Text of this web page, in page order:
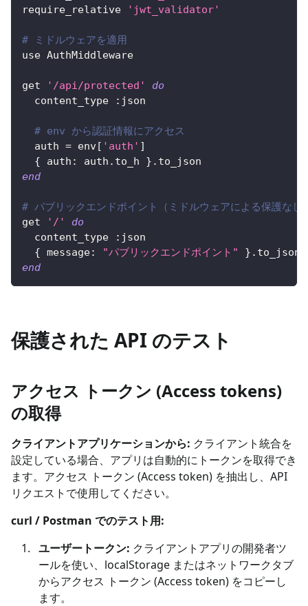
require_relative
'jwt_validator'
# ミドルウェアを適用
use AuthMiddleware
get '/api/protected'
do
  content_type
:json
# env から認証情報にアクセス
  auth
= env[ 'auth' ]
{
auth : auth . to_h } . to_json
end
# パブリックエンドポイント（ミドルウェアによる保護なし
get
'/'
do
  content_type
:json
{ message: "パブリックエンドポイント" } . to_json
end
保護された API のテスト
アクセス トークン (Access tokens)
の取得
クライアントアプリケーションから: クライアント統合を
設定している場合、アプリは自動的にトークンを取得でき
ます。アクセス トークン (Access token) を抽出し、API
リクエストで使用してください。
curl / Postman でのテスト用:
ユーザートークン: クライアントアプリの開発者ツ
ールを使い、localStorage またはネットワークタブ
からアクセス トークン (Access token) をコピーし
ます。